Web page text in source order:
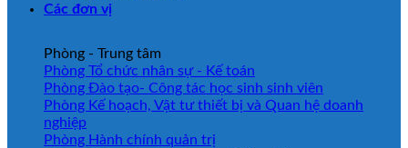
Các đơn vị
Phòng - Trung tâm
Phòng Tổ chức nhân sự - Kế toán
Phòng Đào tạo- Công tác học sinh sinh viên
Phòng Kế hoạch, Vật tư thiết bị và Quan hệ doanh
nghiệp
Phòng Hành chính quản trị